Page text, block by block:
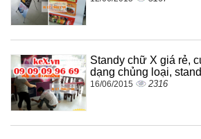
Standy chữ X giá rẻ,
dạng chủng loại,
16/06/2015 2316